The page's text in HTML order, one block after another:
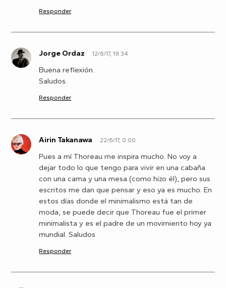
Responder
J Jorge Ordaz 12/6/17, 19:34
Buena reflexión.
Saludos.
Responder
A Airin Takanawa 22/6/17, 0:00
Pues a mí Thoreau me inspira mucho. No voy a
dejar todo lo que tengo para vivir en una cabaña
con una cama y una mesa (como hizo él), pero sus
escritos me dan que pensar y eso ya es mucho. En
estos días donde el minimalismo está tan de
moda, se puede decir que Thoreau fue el primer
minimalista y es el padre de un movimiento hoy ya
mundial. Saludos
Responder